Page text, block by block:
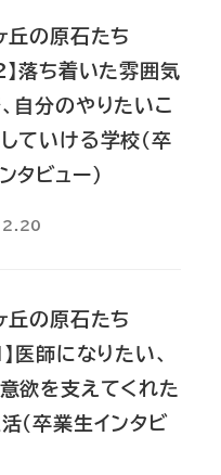
丘の原石たち
落ち着いた雰囲気
自分のやりたいこ
ていける学校（卒
タビュー）
丘の原石たち
医師になりたい、
欲を支えてくれた
（卒業生インタビ